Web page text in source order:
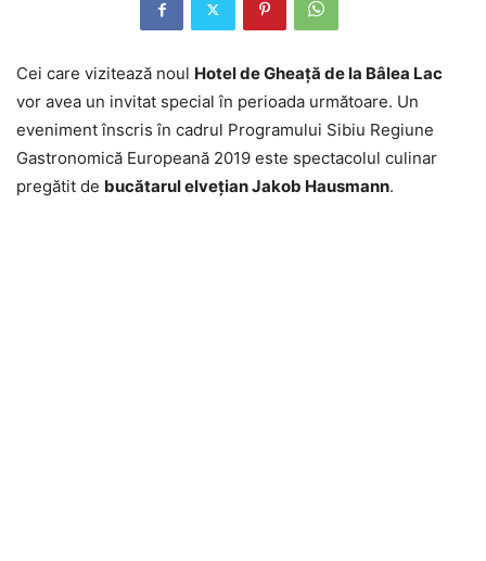
Cei care vizitează noul Hotel de Gheaţă de la Bâlea Lac
vor avea un invitat special în perioada următoare. Un
eveniment înscris în cadrul Programului Sibiu Regiune
Gastronomică Europeană 2019 este spectacolul culinar
pregătit de bucătarul elveţian Jakob Hausmann.